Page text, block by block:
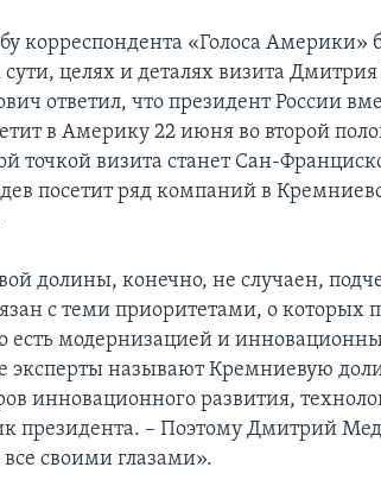
корреспондента «Голоса Америки»
сути, целях и деталях визита
ответил, что президент России
в Америку 22 июня во второй
точкой визита станет Сан-
посетит ряд компаний в
долины, конечно, не случаен,
с теми приоритетами, о которых
есть модернизацией и
эксперты называют Кремниевую
инновационного развития,
президента. – Поэтому Дмитрий
своими глазами».